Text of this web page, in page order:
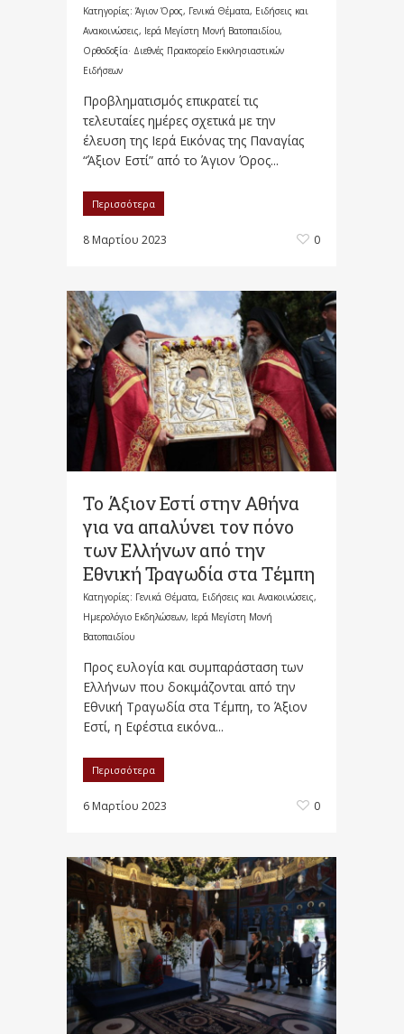
Κατηγορίες: Άγιον Όρος, Γενικά Θέματα, Ειδήσεις και
Ανακοινώσεις, Ιερά Μεγίστη Μονή Βατοπαιδίου,
Ορθοδοξία· Διεθνές Πρακτορείο Εκκλησιαστικών
Ειδήσεων
Προβληματισμός επικρατεί τις
τελευταίες ημέρες σχετικά με την
έλευση της Ιερά Εικόνας της Παναγίας
“Άξιον Εστί” από το Άγιον Όρος...
Περισσότερα
8 Μαρτίου 2023 0
To Άξιον Εστί στην Αθήνα
για να απαλύνει τον πόνο
των Ελλήνων από την
Εθνική Τραγωδία στα Τέμπη
Κατηγορίες: Γενικά Θέματα, Ειδήσεις και Ανακοινώσεις,
Ημερολόγιο Εκδηλώσεων, Ιερά Μεγίστη Μονή
Βατοπαιδίου
Προς ευλογία και συμπαράσταση των
Ελλήνων που δοκιμάζονται από την
Εθνική Τραγωδία στα Τέμπη, το Άξιον
Εστί, η Εφέστια εικόνα...
Περισσότερα
6 Μαρτίου 2023 0